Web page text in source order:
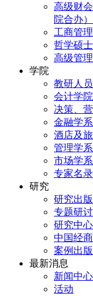
高级财
院合办）
工商管
哲学硕
高级管
学院
教研人员
会计学院
决策、
金融学系
酒店及
管理学系
市场学系
专家名录
研究
研究出版
专题研
研究中心
中国经
案例出版
最新消息
新闻中心
活动